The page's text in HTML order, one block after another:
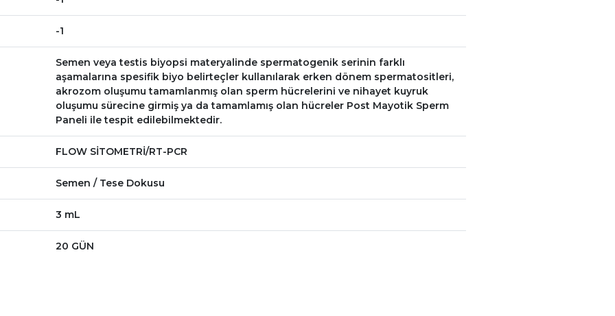
-1
Semen veya testis biyopsi materyalinde spermatogenik serinin farklı
aşamalarına spesifik biyo belirteçler kullanılarak erken dönem spermatositleri,
akrozom oluşumu tamamlanmış olan sperm hücrelerini ve nihayet kuyruk
oluşumu sürecine girmiş ya da tamamlamış olan hücreler Post Mayotik Sperm
Paneli ile tespit edilebilmektedir.
FLOW SİTOMETRİ/RT-PCR
Semen / Tese Dokusu
3 mL
20 GÜN